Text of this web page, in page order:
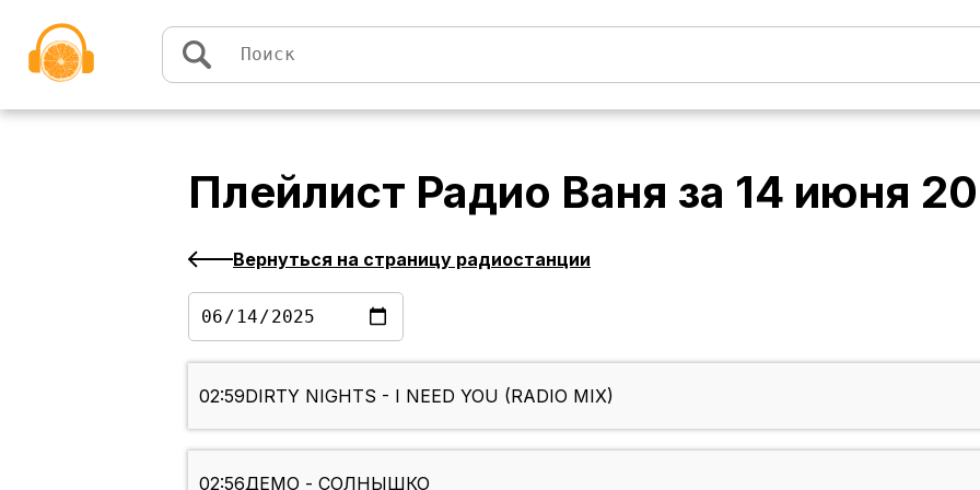
Плейлист Радио Ваня за 14 июня
Вернуться на страницу радиостанции
02:59DIRTY NIGHTS - I NEED YOU (RADIO MIX)
02:56ДЕМО - СОЛНЫШКО